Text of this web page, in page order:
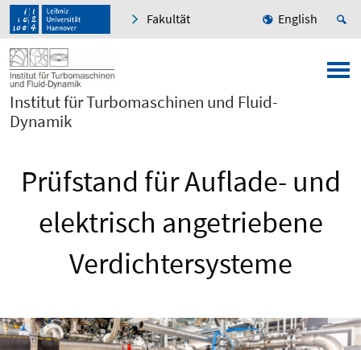
Fakultät English
Institut für Turbomaschinen und Fluid-
Dynamik
Prüfstand für Auflade- und
elektrisch angetriebene
Verdichtersysteme